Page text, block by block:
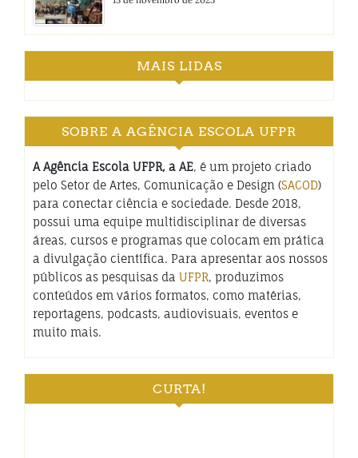
MAIS LIDAS
SOBRE A AGÊNCIA ESCOLA UFPR
A Agência Escola UFPR, a AE, é um projeto criado
pelo Setor de Artes, Comunicação e Design (SACOD)
para conectar ciência e sociedade. Desde 2018,
possui uma equipe multidisciplinar de diversas
áreas, cursos e programas que colocam em prática
a divulgação científica. Para apresentar aos nossos
públicos as pesquisas da UFPR, produzimos
conteúdos em vários formatos, como matérias,
reportagens, podcasts, audiovisuais, eventos e
muito mais.
CURTA!